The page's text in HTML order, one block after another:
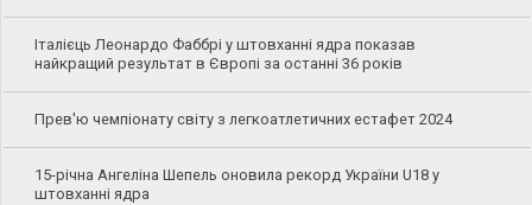
Італієць Леонардо Фаббрі у штовханні ядра показав
найкращий результат в Європі за останні 36 років
Прев'ю чемпіонату світу з легкоатлетичних естафет 2024
15-річна Ангеліна Шепель оновила рекорд України U18 у
штовханні ядра